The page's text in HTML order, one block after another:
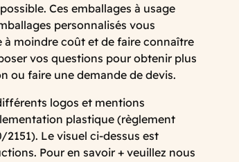
Ces emballages à usage
personnalisés vous
moindre coût et de faire connaître
vos questions pour obtenir plus
ou faire une demande de devis.
logos et mentions
plastique (règlement
Le visuel ci-dessus est
Pour en savoir + veuillez nous